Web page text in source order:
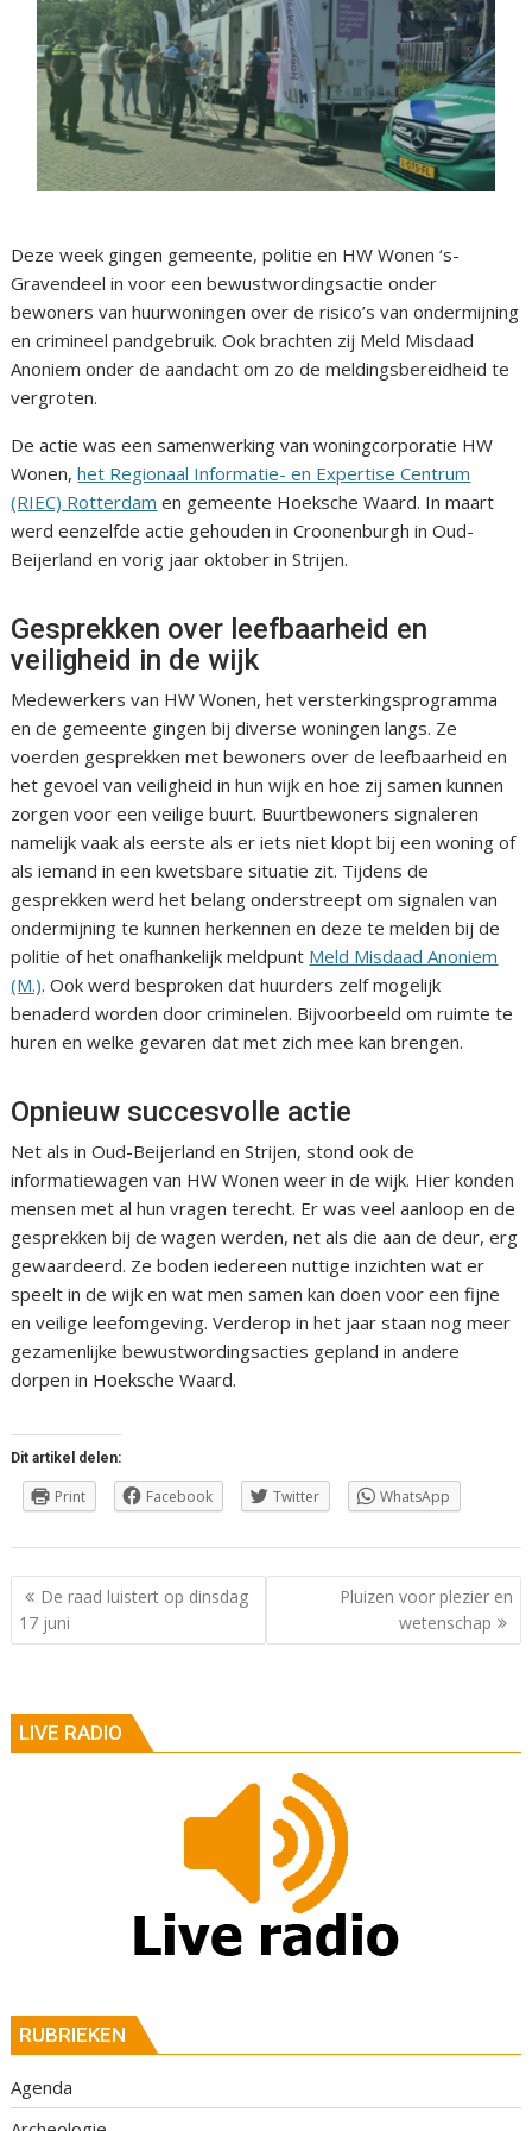
Deze week gingen gemeente, politie en HW Wonen ‘s-
Gravendeel in voor een bewustwordingsactie onder
bewoners van huurwoningen over de risico’s van ondermijning
en crimineel pandgebruik. Ook brachten zij Meld Misdaad
Anoniem onder de aandacht om zo de meldingsbereidheid te
vergroten.
De actie was een samenwerking van woningcorporatie HW
Wonen,het Regionaal Informatie- en Expertise Centrum
(RIEC) Rotterdam en gemeente Hoeksche Waard. In maart
werd eenzelfde actie gehouden in Croonenburgh in Oud-
Beijerland en vorig jaar oktober in Strijen.
Gesprekken over leefbaarheid en
veiligheid in de wijk
Medewerkers van HW Wonen, het versterkingsprogramma
en de gemeente gingen bij diverse woningen langs. Ze
voerden gesprekken met bewoners over de leefbaarheid en
het gevoel van veiligheid in hun wijk en hoe zij samen kunnen
zorgen voor een veilige buurt. Buurtbewoners signaleren
namelijk vaak als eerste als er iets niet klopt bij een woning of
als iemand in een kwetsbare situatie zit. Tijdens de
gesprekken werd het belang onderstreept om signalen van
ondermijning te kunnen herkennen en deze te melden bij de
politie of het onafhankelijk meldpunt Meld Misdaad Anoniem
(M.). Ook werd besproken dat huurders zelf mogelijk
benaderd worden door criminelen. Bijvoorbeeld om ruimte te
huren en welke gevaren dat met zich mee kan brengen.
Opnieuw succesvolle actie
Net als in Oud-Beijerland en Strijen, stond ook de
informatiewagen van HW Wonen weer in de wijk. Hier konden
mensen met al hun vragen terecht. Er was veel aanloop en de
gesprekken bij de wagen werden, net als die aan de deur, erg
gewaardeerd. Ze boden iedereen nuttige inzichten wat er
speelt in de wijk en wat men samen kan doen voor een fijne
en veilige leefomgeving. Verderop in het jaar staan nog meer
gezamenlijke bewustwordingsacties gepland in andere
dorpen in Hoeksche Waard.
Dit artikel delen:
Print Facebook Twitter WhatsApp
Berichtnavigatie
De raad luistert op dinsdag
17 juni
Pluizen voor plezier en
wetenschap
LIVE RADIO
RUBRIEKEN
Agenda